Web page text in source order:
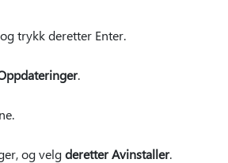
trykk deretter Enter.
.
og velgderetter Avinstaller.